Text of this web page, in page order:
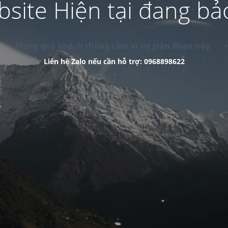
Hiện tại đang
Mong quý khách thông cảm vì sự gián đoạn này.
Liên hệ Zalo nếu cần hỗ trợ: 0968898622